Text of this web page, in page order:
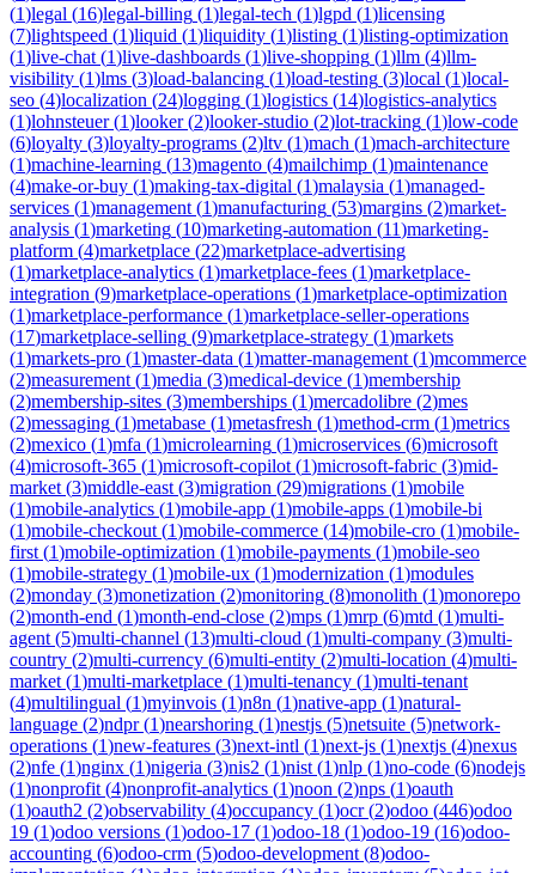
(1)legal (16)legal-billing (1)legal-tech (1)lgpd (1)licensing
(7)lightspeed (1)liquid (1)liquidity (1)listing (1)listing-optimization
(1)live-chat (1)live-dashboards (1)live-shopping (1)llm (4)llm-
visibility (1)lms (3)load-balancing (1)load-testing (3)local (1)local-
seo (4)localization (24)logging (1)logistics (14)logistics-analytics
(1)lohnsteuer(1)looker(2)looker-studio (2)lot-tracking (1)low-code
(6)loyalty (3)loyalty-programs (2)ltv (1)mach (1)mach-architecture
(1)machine-learning (13)magento (4)mailchimp (1)maintenance
(4)make-or-buy (1)making-tax-digital (1)malaysia (1)managed-
services (1)management (1)manufacturing (53)margins (2)market-
analysis (1)marketing (10)marketing-automation (11)marketing-
platform (4)marketplace (22)marketplace-advertising
(1)marketplace-analytics (1)marketplace-fees (1)marketplace-
integration (9)marketplace-operations (1)marketplace-optimization
(1)marketplace-performance (1)marketplace-seller-operations
(17)marketplace-selling (9)marketplace-strategy (1)markets
(1)markets-pro (1)master-data (1)matter-management (1)mcommerce
(2)measurement (1)media (3)medical-device (1)membership
(2)membership-sites (3)memberships (1)mercadolibre (2)mes
(2)messaging (1)metabase (1)metasfresh (1)method-crm (1)metrics
(2)mexico (1)mfa (1)microlearning (1)microservices (6)microsoft
(4)microsoft-365 (1)microsoft-copilot (1)microsoft-fabric (3)mid-
market (3)middle-east (3)migration (29)migrations (1)mobile
(1)mobile-analytics (1)mobile-app (1)mobile-apps (1)mobile-bi
(1)mobile-checkout (1)mobile-commerce (14)mobile-cro (1)mobile-
first (1)mobile-optimization (1)mobile-payments (1)mobile-seo
(1)mobile-strategy (1)mobile-ux (1)modernization (1)modules
(2)monday (3)monetization (2)monitoring (8)monolith (1)monorepo
(2)month-end (1)month-end-close (2)mps (1)mrp (6)mtd (1)multi-
agent (5)multi-channel (13)multi-cloud (1)multi-company (3)multi-
country (2)multi-currency (6)multi-entity (2)multi-location (4)multi-
market (1)multi-marketplace (1)multi-tenancy (1)multi-tenant
(4)multilingual (1)myinvois (1)n8n (1)native-app (1)natural-
language (2)ndpr(1)nearshoring (1)nestjs (5)netsuite (5)network-
operations (1)new-features (3)next-intl (1)next-js (1)nextjs (4)nexus
(2)nfe (1)nginx (1)nigeria (3)nis2 (1)nist (1)nlp (1)no-code (6)nodejs
(1)nonprofit (4)nonprofit-analytics (1)noon (2)nps (1)oauth
(1)oauth2 (2)observability (4)occupancy (1)ocr(2)odoo (446)odoo
19 (1)odoo versions (1)odoo-17 (1)odoo-18 (1)odoo-19 (16)odoo-
accounting (6)odoo-crm (5)odoo-development (8)odoo-